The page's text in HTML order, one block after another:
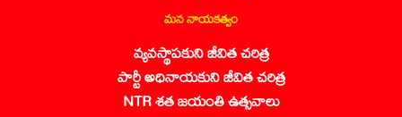
మన నాయకత్వం
వ్యవస్థాపకుని జీవిత చరిత్ర
పార్టీ అధినాయకుని జీవిత చరిత్ర
NTR శత జయంతి ఉత్సవాలు